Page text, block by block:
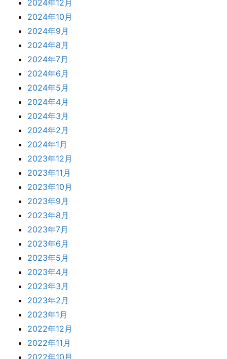
2024年12月
2024年10月
2024年9月
2024年8月
2024年7月
2024年6月
2024年5月
2024年4月
2024年3月
2024年2月
2024年1月
2023年12月
2023年11月
2023年10月
2023年9月
2023年8月
2023年7月
2023年6月
2023年5月
2023年4月
2023年3月
2023年2月
2023年1月
2022年12月
2022年11月